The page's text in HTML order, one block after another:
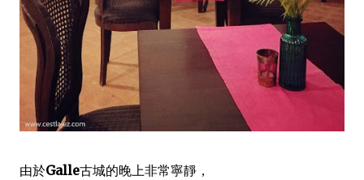
由於Galle古城的晚上非常寧靜，